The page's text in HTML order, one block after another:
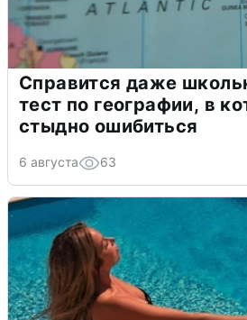
Справится даже
тест по географии, в
стыдно ошибиться
6 августа 63